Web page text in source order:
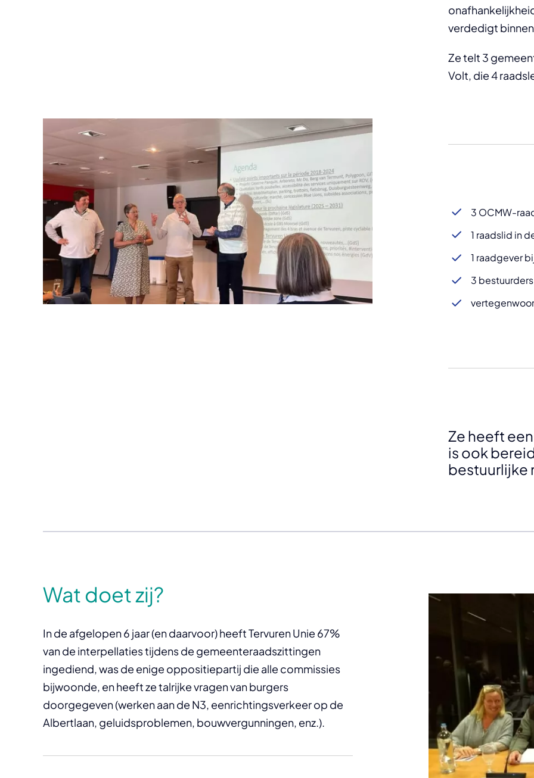
verdedigt
Ze telt 3
Volt, die 4
3 OCMW-
1 raadslid in
1 raadgever
3
Ze heeft
is ook
bestuurlijke
Wat doet zij?
In de afgelopen 6 jaar (en daarvoor) heeft Tervuren Unie 67%
van de interpellaties tijdens de gemeenteraadszittingen
ingediend, was de enige oppositiepartij die alle commissies
bijwoonde, en heeft ze talrijke vragen van burgers
doorgegeven (werken aan de N3, eenrichtingsverkeer op de
Albertlaan, geluidsproblemen, bouwvergunningen, enz.).